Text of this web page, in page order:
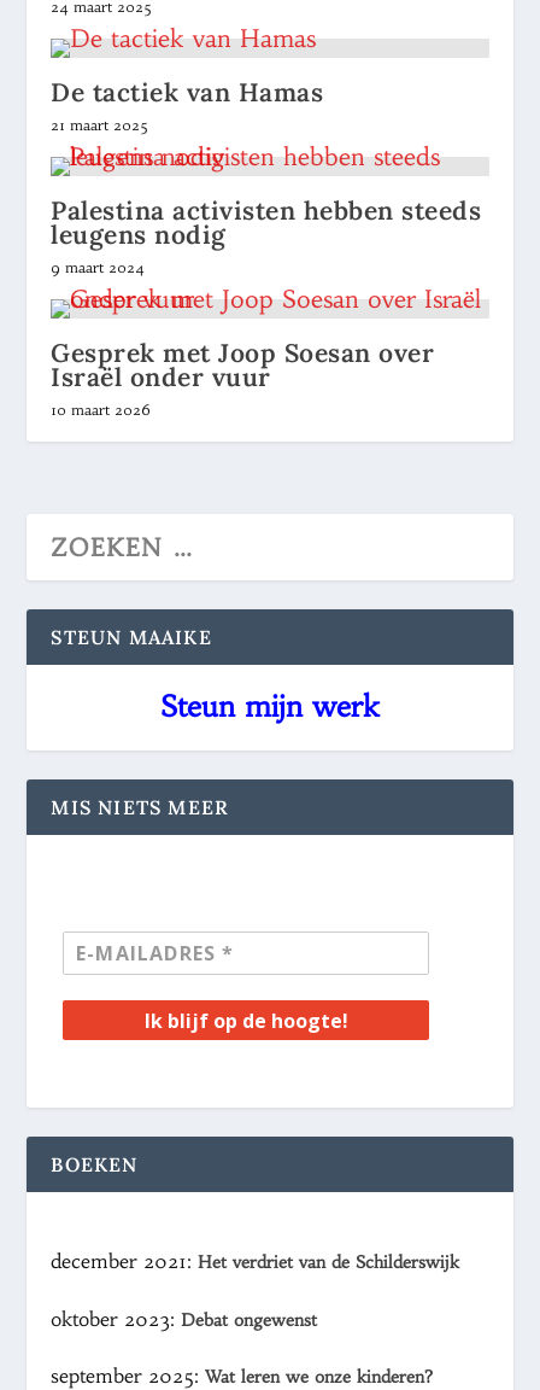
24 maart 2025
De tactiek van Hamas
21 maart 2025
Palestina activisten hebben steeds
leugens nodig
9 maart 2024
Gesprek met Joop Soesan over
Israël onder vuur
10 maart 2026
STEUN MAAIKE
Steun mijn werk
MIS NIETS MEER
Ik blijf op de hoogte!
BOEKEN
december 2021:Het verdriet van de Schilderswijk
oktober 2023: Debat ongewenst
september 2025:Wat leren we onze kinderen?